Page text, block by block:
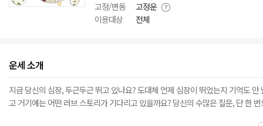
고정/변동
고정운
이용대상
전체
운세 소개
지금 당신의 심장, 두근두근 뛰고 있나요? 도대체 언제 심장이 뛰었는지 기억도
고 거기에는 어떤 러브 스토리가 기다리고 있을까요? 당신의 수많은 질문, 단 한